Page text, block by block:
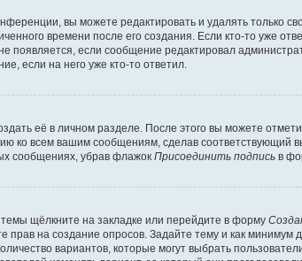
вы можете редактировать и удалять только
времени после его создания. Если кто-то уже
появляется, если сообщение редактировал
если на него уже кто-то ответил.
её в личном разделе. После этого вы можете
ко всем вашим сообщениям, сделав
сообщениях, убрав флажок Присоединить подпись в
щёлкните на закладке или перейдите в форму
на создание опросов. Задайте тему и как
вариантов, которые могут выбрать